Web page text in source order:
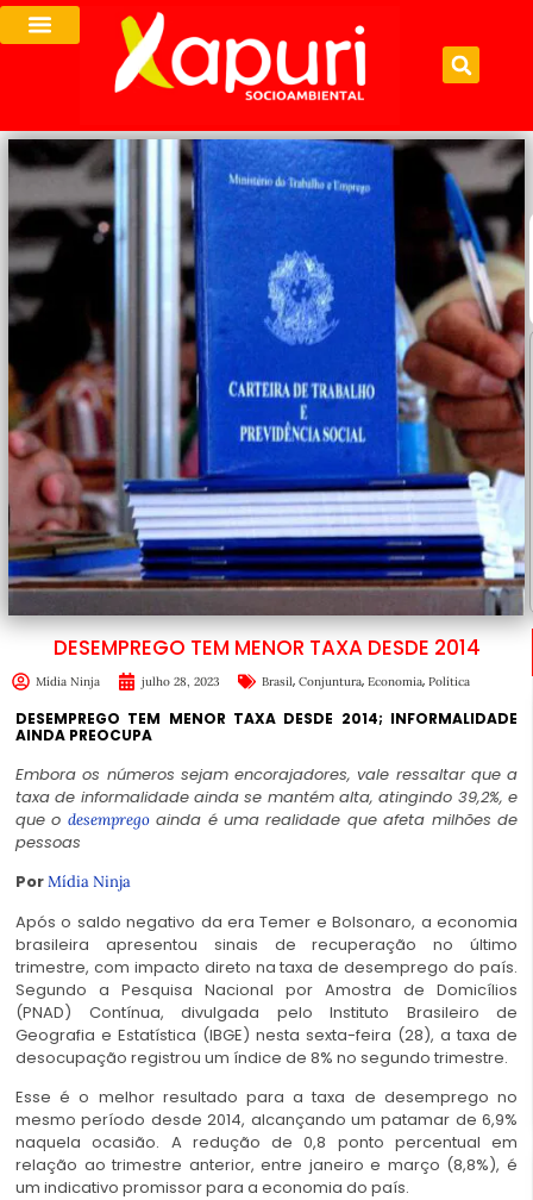
DESEMPREGO TEM MENOR TAXA DESDE 2014
Mídia Ninja julho 28, 2023 Brasil, Conjuntura, Economia, Política
DESEMPREGO TEM MENOR TAXA DESDE 2014; INFORMALIDADE
AINDA PREOCUPA
Embora os números sejam encorajadores, vale ressaltar que a
taxa de informalidade ainda se mantém alta, atingindo 39,2%, e
que o desempregoainda é uma realidade que afeta milhões de
pessoas
PorMídia Ninja
Após o saldo negativo da era Temer e Bolsonaro, a economia
brasileira apresentou sinais de recuperação no último
trimestre, com impacto direto na taxa de desemprego do país.
Segundo a Pesquisa Nacional por Amostra de Domicílios
(PNAD) Contínua, divulgada pelo Instituto Brasileiro de
Geografia e Estatística (IBGE) nesta sexta-feira (28), a taxa de
desocupação registrou um índice de 8% no segundo trimestre.
Esse é o melhor resultado para a taxa de desemprego no
mesmo período desde 2014, alcançando um patamar de 6,9%
naquela ocasião. A redução de 0,8 ponto percentual em
relação ao trimestre anterior, entre janeiro e março (8,8%), é
um indicativo promissor para a economia do país.